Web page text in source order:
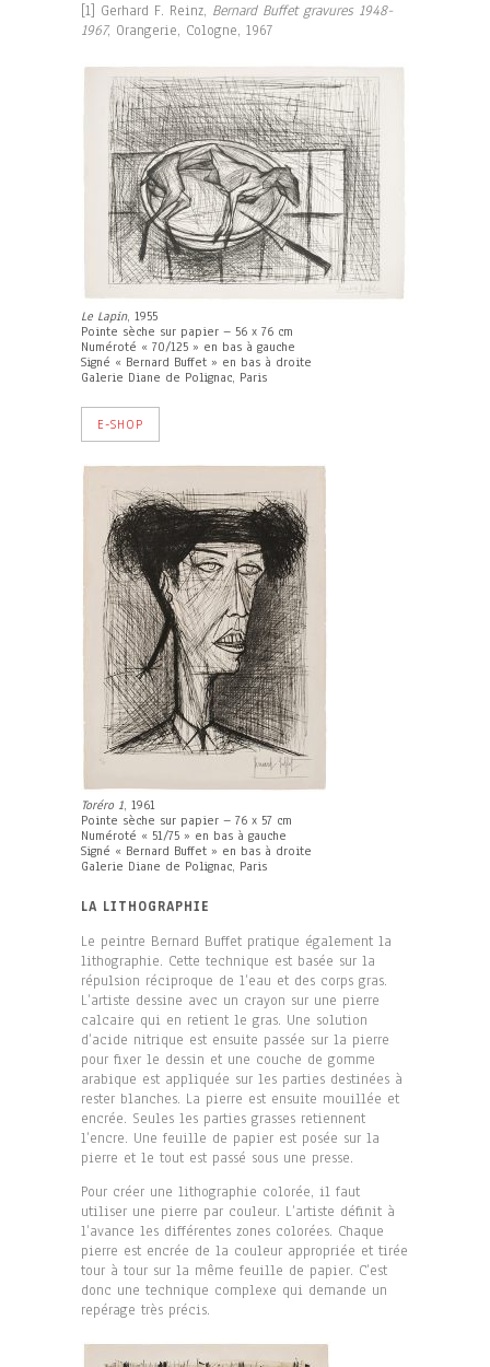
[1] Gerhard F. Reinz, Bernard Buffet gravures 1948-
1967, Orangerie, Cologne, 1967
Le Lapin, 1955
Pointe sèche sur papier – 56 x 76 cm
Numéroté « 70/125 » en bas à gauche
Signé « Bernard Buffet » en bas à droite
Galerie Diane de Polignac, Paris
E-SHOP
Toréro 1, 1961
Pointe sèche sur papier – 76 x 57 cm
Numéroté « 51/75 » en bas à gauche
Signé « Bernard Buffet » en bas à droite
Galerie Diane de Polignac, Paris
LA LITHOGRAPHIE
Le peintre Bernard Buffet pratique également la
lithographie. Cette technique est basée sur la
répulsion réciproque de l’eau et des corps gras.
L’artiste dessine avec un crayon sur une pierre
calcaire qui en retient le gras. Une solution
d’acide nitrique est ensuite passée sur la pierre
pour fixer le dessin et une couche de gomme
arabique est appliquée sur les parties destinées à
rester blanches. La pierre est ensuite mouillée et
encrée. Seules les parties grasses retiennent
l’encre. Une feuille de papier est posée sur la
pierre et le tout est passé sous une presse.
Pour créer une lithographie colorée, il faut
utiliser une pierre par couleur. L’artiste définit à
l’avance les différentes zones colorées. Chaque
pierre est encrée de la couleur appropriée et tirée
tour à tour sur la même feuille de papier. C’est
donc une technique complexe qui demande un
repérage très précis.